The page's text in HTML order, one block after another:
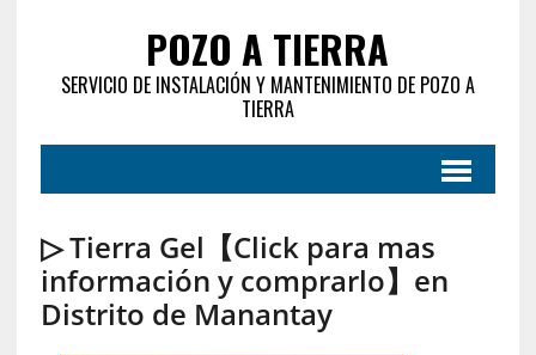
POZO A TIERRA
SERVICIO DE INSTALACIÓN Y MANTENIMIENTO DE POZO A
TIERRA
▷ Tierra Gel【Click para mas
información y comprarlo】en
Distrito de Manantay